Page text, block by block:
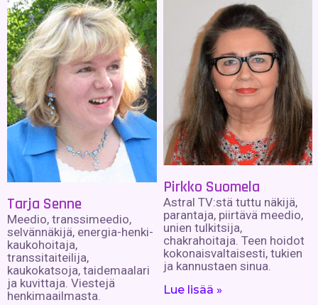
Tarja Senne
Meedio, transsimeedio,
selvännäkijä, energia-henki-
kaukohoitaja,
transsitaiteilija,
kaukokatsoja, taidemaalari
ja kuvittaja. Viestejä
henkimaailmasta.
Pirkko Suomela
Astral TV:stä tuttu näkijä,
parantaja, piirtävä meedio,
unien tulkitsija,
chakrahoitaja. Teen hoidot
kokonaisvaltaisesti, tukien
ja kannustaen sinua.
Lue lisää »